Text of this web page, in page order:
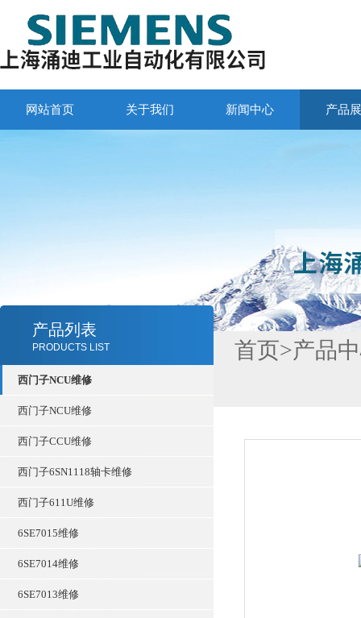
网站首页 关于我们 新闻中心 产品
产品列表
PRODUCTS LIST
西门子NCU维修
西门子NCU维修
西门子CCU维修
西门子6SN1118轴卡维修
西门子611U维修
6SE7015维修
6SE7014维修
6SE7013维修
首页>产品